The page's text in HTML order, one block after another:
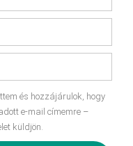
és hozzájárulok, hogy
e-mail címemre –
küldjön.